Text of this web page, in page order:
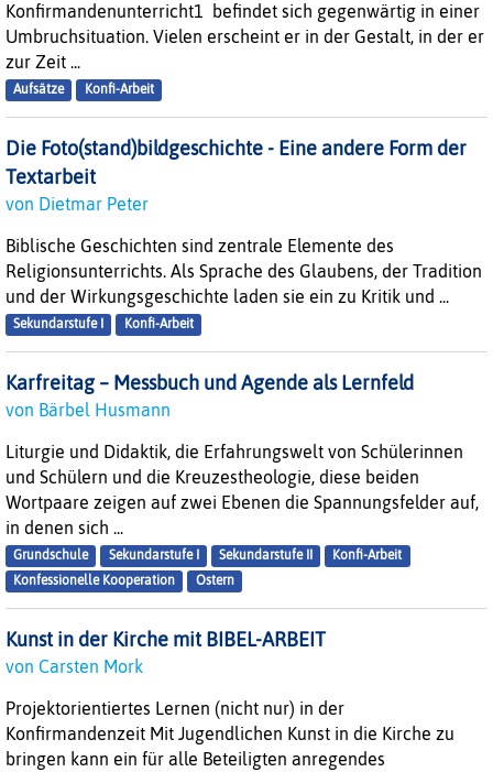
Konfirmandenunterricht1 befindet sich gegenwärtig in einer
Umbruchsituation. Vielen erscheint er in der Gestalt, in der er
zur Zeit ...
Aufsätze Konfi-Arbeit
Die Foto(stand)bildgeschichte - Eine andere Form der
Textarbeit
von Dietmar Peter
Biblische Geschichten sind zentrale Elemente des
Religionsunterrichts. Als Sprache des Glaubens, der Tradition
und der Wirkungsgeschichte laden sie ein zu Kritik und ...
Sekundarstufe I Konfi-Arbeit
Karfreitag – Messbuch und Agende als Lernfeld
von Bärbel Husmann
Liturgie und Didaktik, die Erfahrungswelt von Schülerinnen
und Schülern und die Kreuzestheologie, diese beiden
Wortpaare zeigen auf zwei Ebenen die Spannungsfelder auf,
in denen sich ...
Grundschule Sekundarstufe I Sekundarstufe II
Konfi-Arbeit
Konfessionelle Kooperation
Ostern
Kunst in der Kirche mit BIBEL-ARBEIT
von Carsten Mork
Projektorientiertes Lernen (nicht nur) in der
Konfirmandenzeit Mit Jugendlichen Kunst in die Kirche zu
bringen kann ein für alle Beteiligten anregendes